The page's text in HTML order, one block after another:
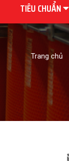
TIÊU CHUẨN
Trang chủ